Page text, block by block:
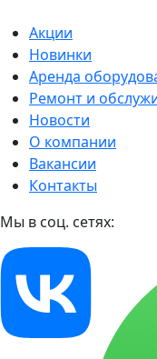
Акции
Новинки
Аренда
Ремонт и
Новости
О компании
Вакансии
Контакты
Мы в соц. сетях: